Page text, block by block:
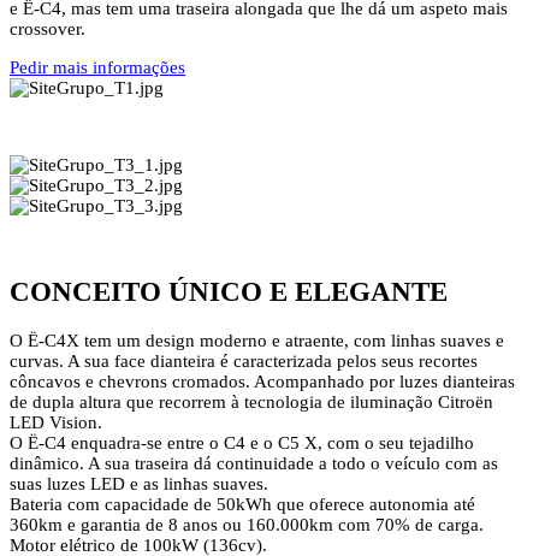
e Ë-C4, mas tem uma traseira alongada que lhe dá um aspeto mais
crossover.
Pedir mais informações
CONCEITO ÚNICO E ELEGANTE
O Ë-C4X tem um design moderno e atraente, com linhas suaves e
curvas. A sua face dianteira é caracterizada pelos seus recortes
côncavos e chevrons cromados. Acompanhado por luzes dianteiras
de dupla altura que recorrem à tecnologia de iluminação Citroën
LED Vision.
O Ë-C4 enquadra-se entre o C4 e o C5 X, com o seu tejadilho
dinâmico. A sua traseira dá continuidade a todo o veículo com as
suas luzes LED e as linhas suaves.
Bateria com capacidade de 50kWh que oferece autonomia até
360km e garantia de 8 anos ou 160.000km com 70% de carga.
Motor elétrico de 100kW (136cv).